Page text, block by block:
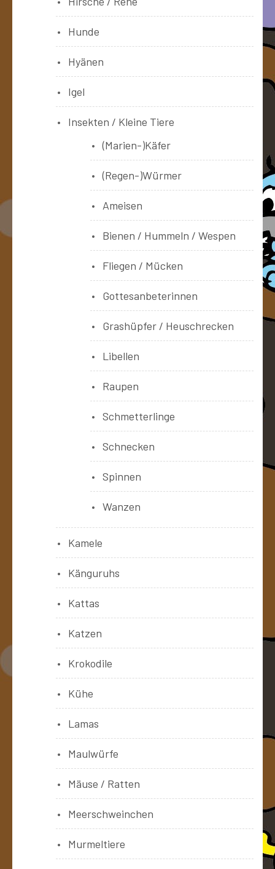
Hunde
Hyänen
Igel
Insekten / Kleine Tiere
(Marien-)Käfer
(Regen-)Würmer
Ameisen
Bienen / Hummeln / Wespen
Fliegen / Mücken
Gottesanbeterinnen
Grashüpfer / Heuschrecken
Libellen
Raupen
Schmetterlinge
Schnecken
Spinnen
Wanzen
Kamele
Känguruhs
Kattas
Katzen
Krokodile
Kühe
Lamas
Maulwürfe
Mäuse / Ratten
Meerschweinchen
Murmeltiere